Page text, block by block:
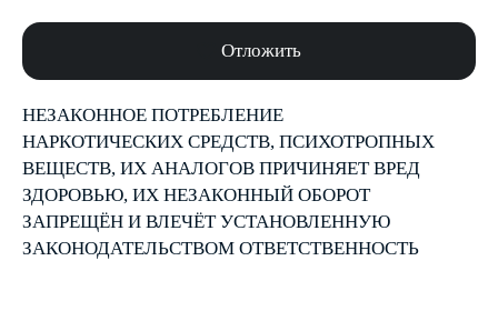
Отложить
НЕЗАКОННОЕ ПОТРЕБЛЕНИЕ
НАРКОТИЧЕСКИХ СРЕДСТВ, ПСИХОТРОПНЫХ
ВЕЩЕСТВ, ИХ АНАЛОГОВ ПРИЧИНЯЕТ ВРЕД
ЗДОРОВЬЮ, ИХ НЕЗАКОННЫЙ ОБОРОТ
ЗАПРЕЩЁН И ВЛЕЧЁТ УСТАНОВЛЕННУЮ
ЗАКОНОДАТЕЛЬСТВОМ ОТВЕТСТВЕННОСТЬ